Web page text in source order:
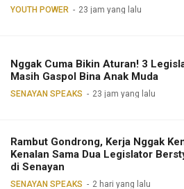
YOUTH POWER 23 jam yang lalu
Nggak Cuma Bikin Aturan! 3
Masih Gaspol Bina Anak Muda
SENAYAN SPEAKS 23 jam yang lalu
Rambut Gondrong, Kerja Nggak
Kenalan Sama Dua Legislator
di Senayan
SENAYAN SPEAKS 2 hari yang lalu